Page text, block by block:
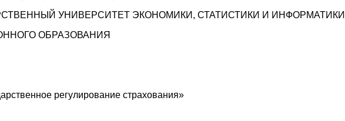
УНИВЕРСИТЕТ ЭКОНОМИКИ, СТАТИСТИКИ И ИНФОРМАТИКИ
ОБРАЗОВАНИЯ
регулирование страхования»